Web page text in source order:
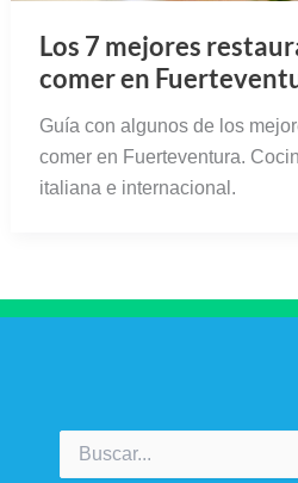
Los 7 mejores
comer en
Guía con algunos de los
comer en Fuerteventura.
italiana e internacional.
por: